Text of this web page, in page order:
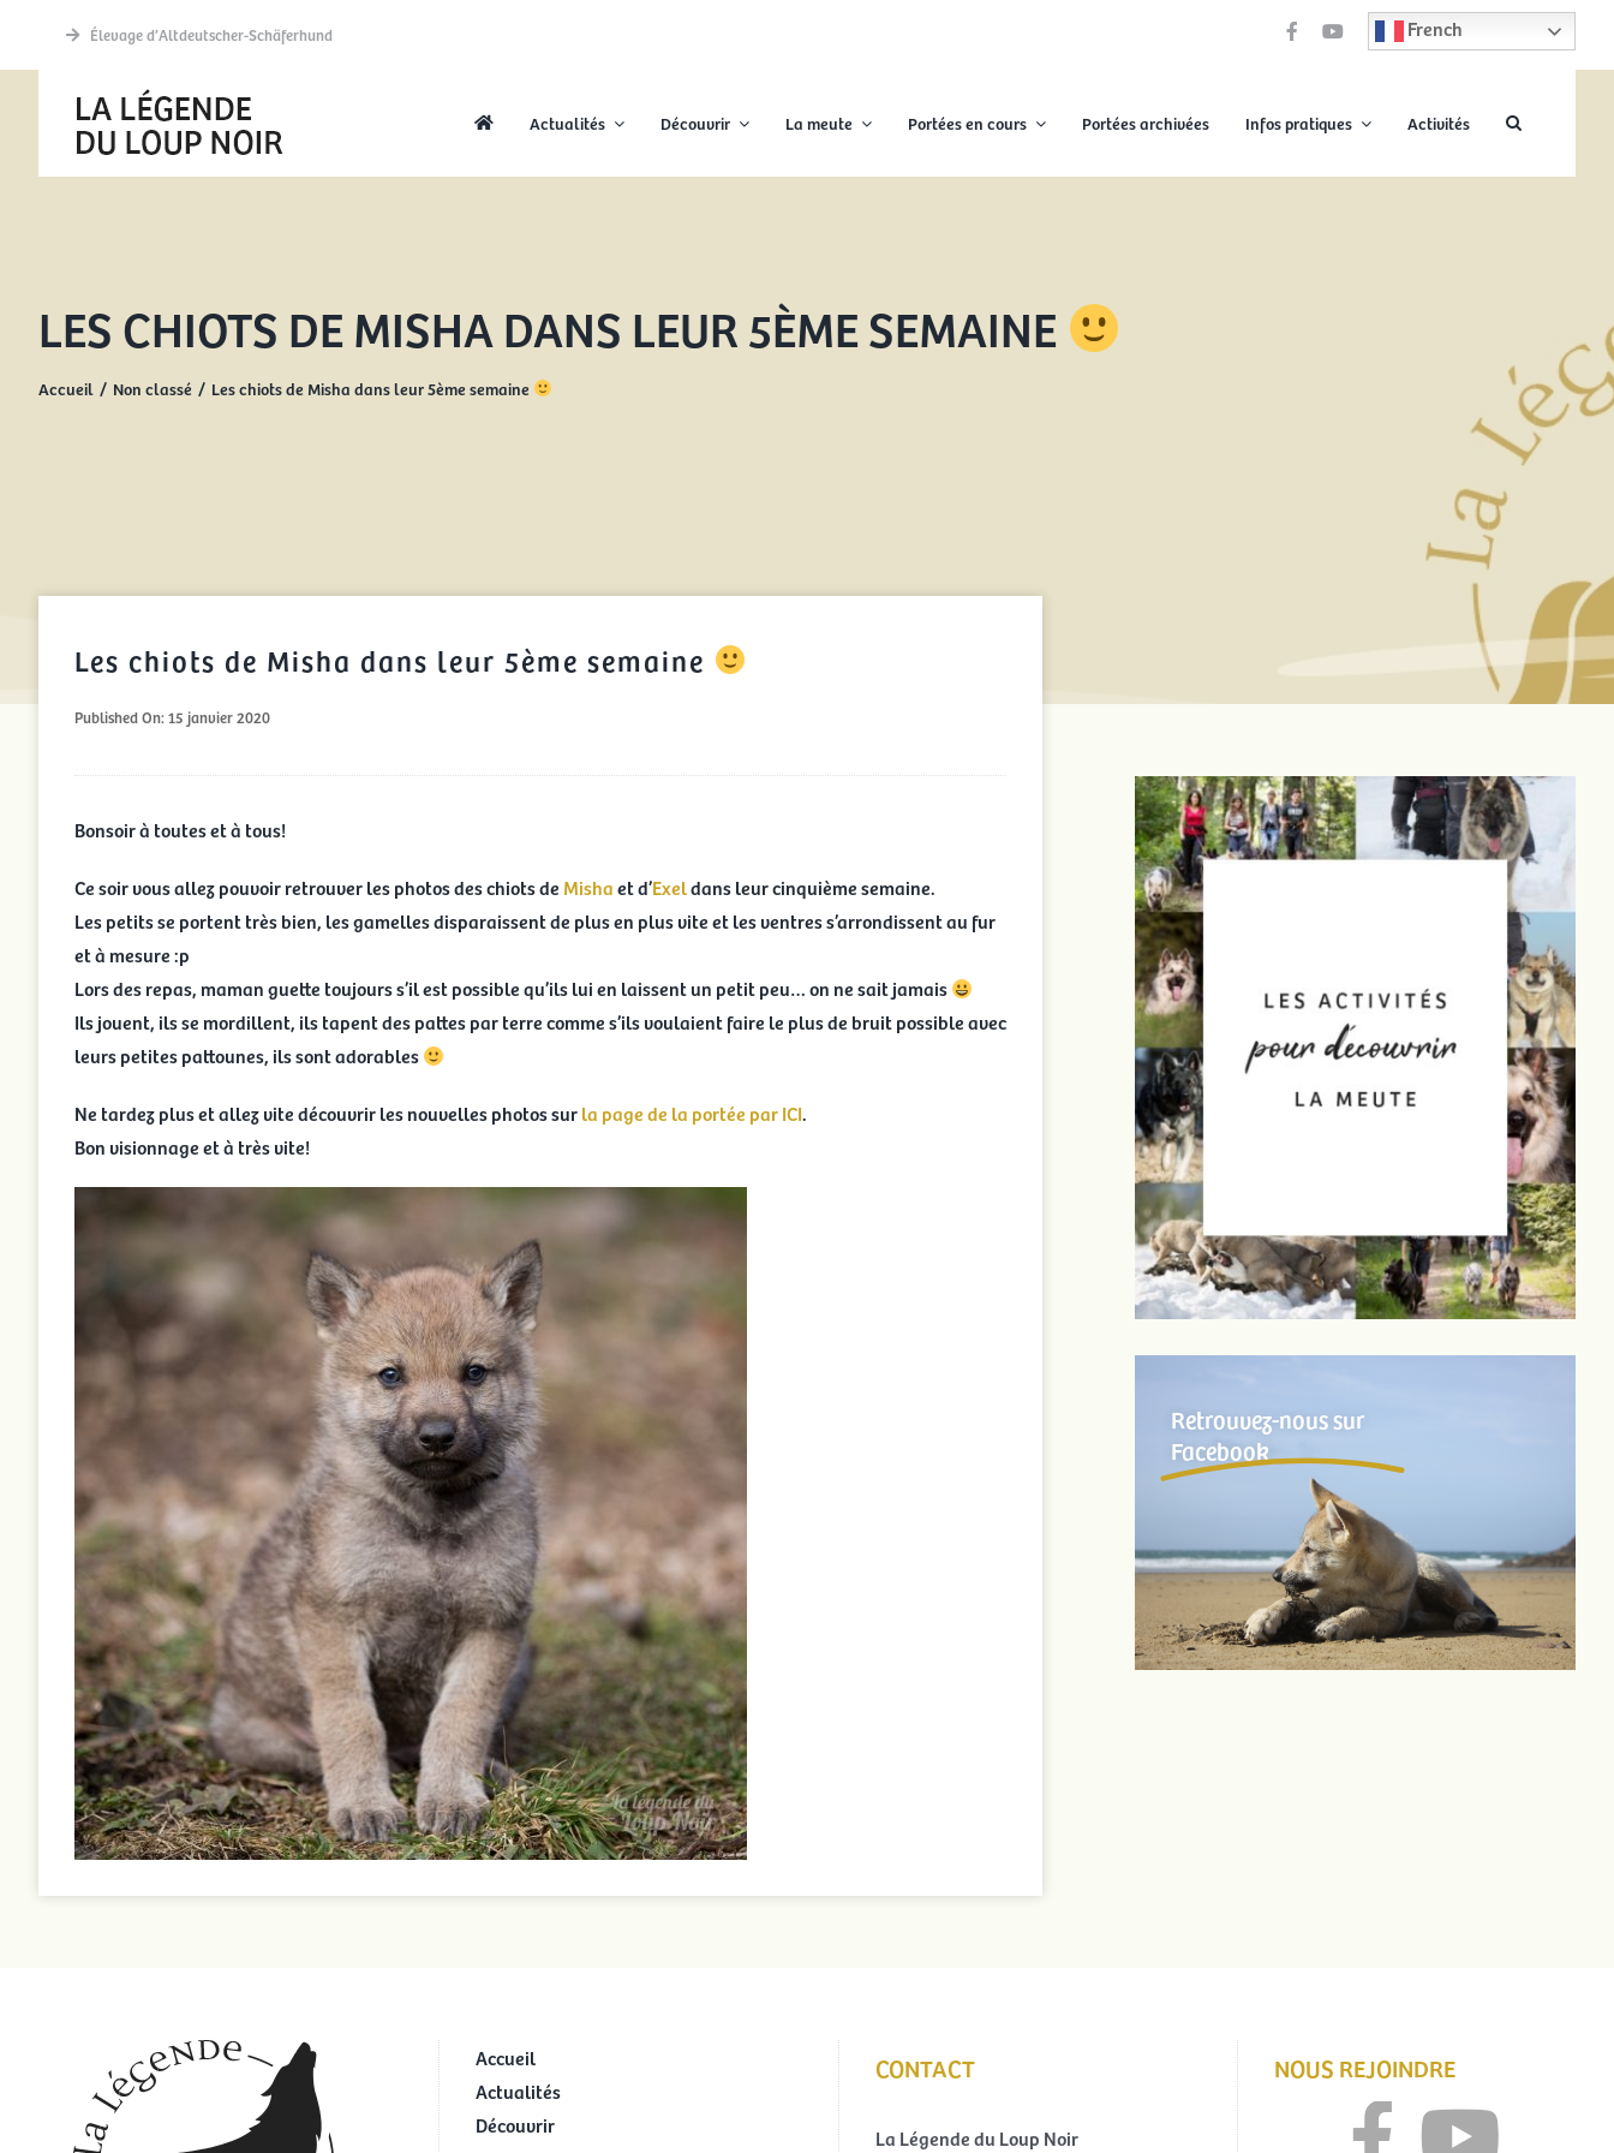
Élevage d’Altdeutscher-Schäferhund French
Actualités Découvrir La meute Portées en cours Portées archivées Infos pratiques Activités
LES CHIOTS DE MISHA DANS LEUR 5ÈME SEMAINE
Accueil Non classé Les chiots de Misha dans leur 5ème semaine
Les chiots de Misha dans leur 5ème semaine
Published On: 15 janvier 2020
Bonsoir à toutes et à tous!
Ce soir vous allez pouvoir retrouver les photos des chiots de Mishaet d’Exeldans leur cinquième semaine.
Les petits se portent très bien, les gamelles disparaissent de plus en plus vite et les ventres s’arrondissent au fur
et à mesure :p
Lors des repas, maman guette toujours s’il est possible qu’ils lui en laissent un petit peu… on ne sait jamais
Ils jouent, ils se mordillent, ils tapent des pattes par terre comme s’ils voulaient faire le plus de bruit possible avec
leurs petites pattounes, ils sont adorables
Ne tardez plus et allez vite découvrir les nouvelles photos surla page de la portée par ICI.
Bon visionnage et à très vite!
Retrouvez-nous sur
Facebook
Accueil
Actualités
Découvrir
CONTACT
La Légende du Loup Noir
NOUS REJOINDRE